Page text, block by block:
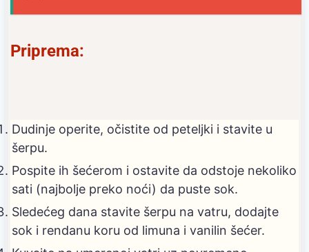
Priprema:
Dudinje operite, očistite od peteljki i stavite u
šerpu.
Pospite ih šećerom i ostavite da odstoje nekoliko
sati (najbolje preko noći) da puste sok.
Sledećeg dana stavite šerpu na vatru, dodajte
sok i rendanu koru od limuna i vanilin šećer.